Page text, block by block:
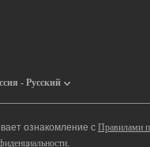
- Русский
ознакомление с Правилами
.